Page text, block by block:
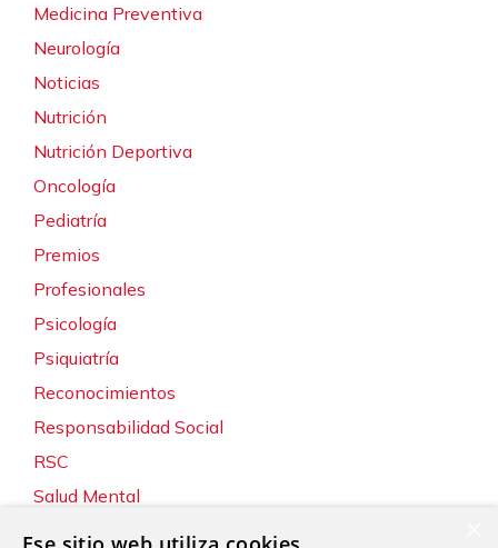
Medicina Preventiva
Neurología
Noticias
Nutrición
Nutrición Deportiva
Oncología
Pediatría
Premios
Profesionales
Psicología
Psiquiatría
Reconocimientos
Responsabilidad Social
RSC
Salud Mental